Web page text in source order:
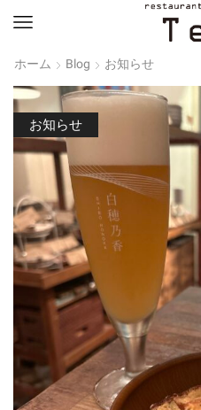
ホーム Blog お知らせ
お知らせ